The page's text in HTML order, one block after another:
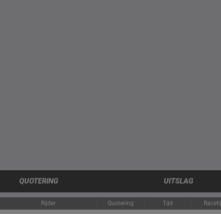
QUOTERING UITSLAG
Rijder Quotering Tijd